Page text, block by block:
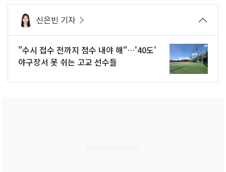
신은빈 기자
"수시 접수 전까지 점수 내야 해"…'40도'
야구장서 못 쉬는 고교 선수들